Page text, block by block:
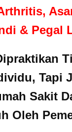
& Pegal
Tapi
Sakit
Oleh